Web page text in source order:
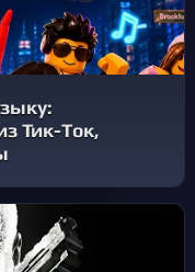
Тик-Ток,